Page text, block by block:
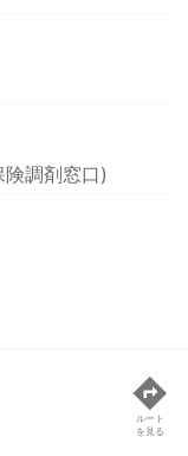
調剤窓口)
ルート
を見る